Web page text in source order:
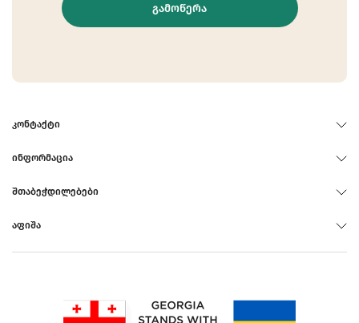
ᲒᲐᲛᲝᲬᲔᲠᲐ
ᲙᲝᲜᲢᲐᲥᲢᲘ
ᲘᲜᲤᲝᲠᲛᲐᲪᲘᲐ
ᲨᲗᲐᲑᲔᲭᲓᲘᲚᲔᲑᲔᲑᲘ
ᲐᲤᲘᲨᲐ